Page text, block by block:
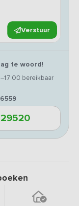
Verstuur
te woord!
bereikbaar
6559